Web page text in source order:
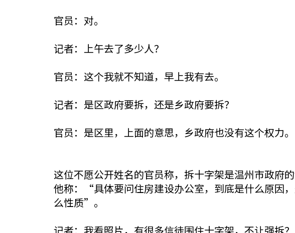
官员：对。
记者：上午去了多少人？
官员：这个我就不知道，早上我有去。
记者：是区政府要拆，还是乡政府要拆？
官员：是区里，上面的意思，乡政府也没有这个权力。
这位不愿公开姓名的官员称，拆十字架是温州市政府
他称：“具体要问住房建设办公室，到底是什么原因
么性质”。